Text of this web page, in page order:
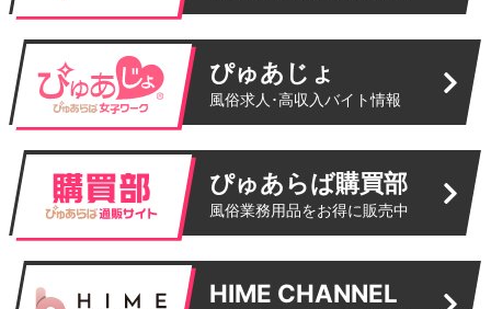
ぴゅあじょ
風俗求人･高収入バイト情報
ぴゅあらば購買部
風俗業務用品をお得に販売中
HIME CHANNEL